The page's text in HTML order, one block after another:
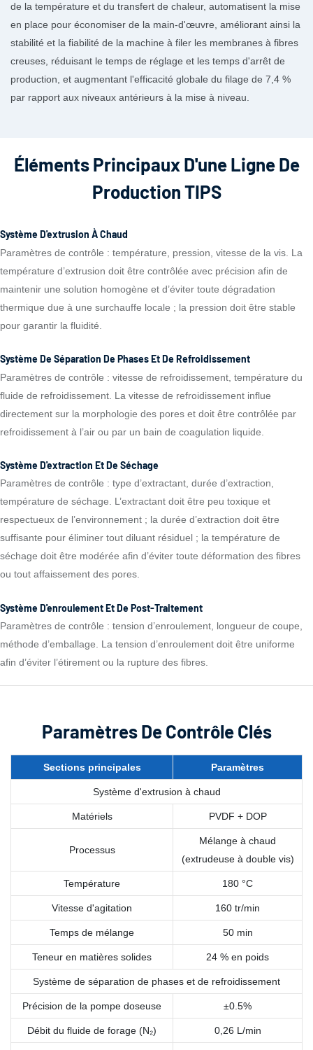
de la température et du transfert de chaleur, automatisent la mise
en place pour économiser de la main-d'œuvre, améliorant ainsi la
stabilité et la fiabilité de la machine à filer les membranes à fibres
creuses, réduisant le temps de réglage et les temps d'arrêt de
production, et augmentant l'efficacité globale du filage de 7,4 %
par rapport aux niveaux antérieurs à la mise à niveau.
Éléments Principaux D'une Ligne De
Production TIPS
Système D'extrusion À Chaud
Paramètres de contrôle : température, pression, vitesse de la vis. La
température d’extrusion doit être contrôlée avec précision afin de
maintenir une solution homogène et d’éviter toute dégradation
thermique due à une surchauffe locale ; la pression doit être stable
pour garantir la fluidité.
Système De Séparation De Phases Et De Refroidissement
Paramètres de contrôle : vitesse de refroidissement, température du
fluide de refroidissement. La vitesse de refroidissement influe
directement sur la morphologie des pores et doit être contrôlée par
refroidissement à l’air ou par un bain de coagulation liquide.
Système D'extraction Et De Séchage
Paramètres de contrôle : type d’extractant, durée d’extraction,
température de séchage. L’extractant doit être peu toxique et
respectueux de l’environnement ; la durée d’extraction doit être
suffisante pour éliminer tout diluant résiduel ; la température de
séchage doit être modérée afin d’éviter toute déformation des fibres
ou tout affaissement des pores.
Système D'enroulement Et De Post-Traitement
Paramètres de contrôle : tension d’enroulement, longueur de coupe,
méthode d’emballage. La tension d’enroulement doit être uniforme
afin d’éviter l’étirement ou la rupture des fibres.
Paramètres De Contrôle Clés
Sections principales Paramètres
Système d'extrusion à chaud
Matériels PVDF + DOP
Processus
Mélange à chaud
(extrudeuse à double vis)
Température 180 °C
Vitesse d'agitation 160 tr/min
Temps de mélange 50 min
Teneur en matières solides 24 % en poids
Système de séparation de phases et de refroidissement
Précision de la pompe doseuse ±0.5%
Débit du fluide de forage (N₂) 0,26 L/min